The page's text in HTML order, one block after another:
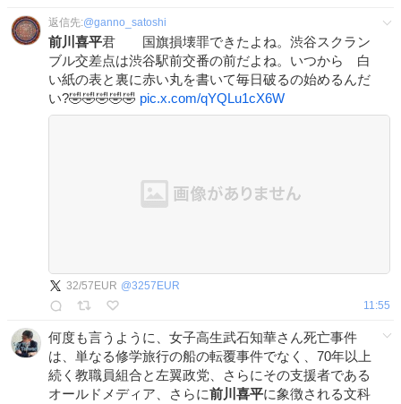
返信先:@ganno_satoshi
前川喜平君 国旗損壊罪できたよね。渋谷スクラン
ブル交差点は渋谷駅前交番の前だよね。いつから 白
い紙の表と裏に赤い丸を書いて毎日破るの始めるんだ
い?🤣🤣🤣🤣🤣 pic.x.com/qYQLu1cX6W
32/57EUR @3257EUR
11:55
何度も言うように、女子高生武石知華さん死亡事件
は、単なる修学旅行の船の転覆事件でなく、70年以上
続く教職員組合と左翼政党、さらにその支援者である
オールドメディア、さらに前川喜平に象徴される文科